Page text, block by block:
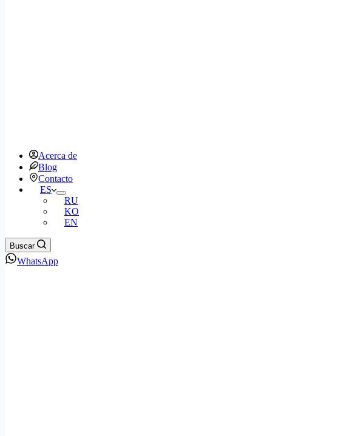
Acerca de
Blog
Contacto
ES
RU
KO
EN
Buscar
WhatsApp